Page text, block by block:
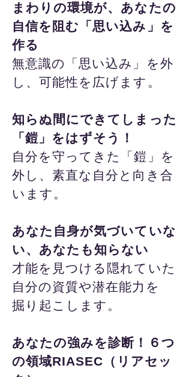
まわりの環境が、あなたの
自信を阻む「思い込み」を
作る
無意識の「思い込み」を外
し、可能性を広げます。
知らぬ間にできてしまった
「鎧」をはずそう！
自分を守ってきた「鎧」を
外し、素直な自分と向き合
います。
あなた自身が気づいていな
い、あなたも知らない
才能を見つける隠れていた
自分の資質や潜在能力を
掘り起こします。
あなたの強みを診断！６つ
の領域RIASEC（リアセッ